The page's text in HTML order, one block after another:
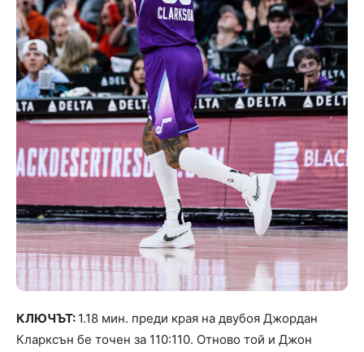
КЛЮЧЪТ: 1.18 мин. преди края на двубоя Джордан
Кларксън бе точен за 110:110. Отново той и Джон